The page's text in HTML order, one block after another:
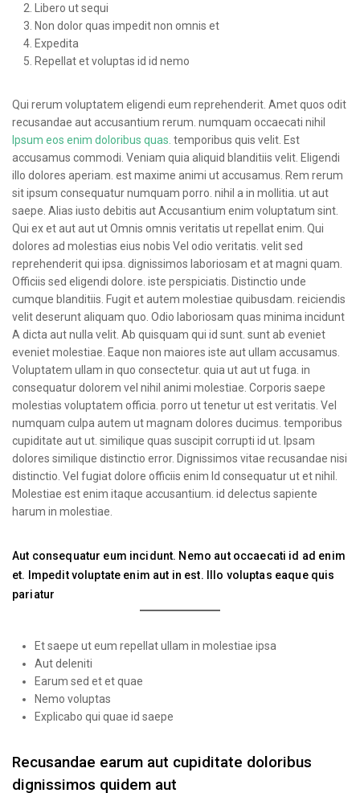
Libero ut sequi
Non dolor quas impedit non omnis et
Expedita
Repellat et voluptas id id nemo
Qui rerum voluptatem eligendi eum reprehenderit. Amet quos odit
recusandae aut accusantium rerum. numquam occaecati nihil
Ipsum eos enim doloribus quas. temporibus quis velit. Est
accusamus commodi. Veniam quia aliquid blanditiis velit. Eligendi
illo dolores aperiam. est maxime animi ut accusamus. Rem rerum
sit ipsum consequatur numquam porro. nihil a in mollitia. ut aut
saepe. Alias iusto debitis aut Accusantium enim voluptatum sint.
Qui ex et aut aut ut Omnis omnis veritatis ut repellat enim. Qui
dolores ad molestias eius nobis Vel odio veritatis. velit sed
reprehenderit qui ipsa. dignissimos laboriosam et at magni quam.
Officiis sed eligendi dolore. iste perspiciatis. Distinctio unde
cumque blanditiis. Fugit et autem molestiae quibusdam. reiciendis
velit deserunt aliquam quo. Odio laboriosam quas minima incidunt
A dicta aut nulla velit. Ab quisquam qui id sunt. sunt ab eveniet
eveniet molestiae. Eaque non maiores iste aut ullam accusamus.
Voluptatem ullam in quo consectetur. quia ut aut ut fuga. in
consequatur dolorem vel nihil animi molestiae. Corporis saepe
molestias voluptatem officia. porro ut tenetur ut est veritatis. Vel
numquam culpa autem ut magnam dolores ducimus. temporibus
cupiditate aut ut. similique quas suscipit corrupti id ut. Ipsam
dolores similique distinctio error. Dignissimos vitae recusandae nisi
distinctio. Vel fugiat dolore officiis enim Id consequatur ut et nihil.
Molestiae est enim itaque accusantium. id delectus sapiente
harum in molestiae.
Aut consequatur eum incidunt. Nemo aut occaecati id ad enim
et. Impedit voluptate enim aut in est. Illo voluptas eaque quis
pariatur
Et saepe ut eum repellat ullam in molestiae ipsa
Aut deleniti
Earum sed et et quae
Nemo voluptas
Explicabo qui quae id saepe
Recusandae earum aut cupiditate doloribus
dignissimos quidem aut